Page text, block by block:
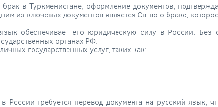
в Туркменистане, оформление документов,
из ключевых документов является Св-во о браке,
обеспечивает его юридическую силу в России. Без
органах РФ.
государственных услуг, таких как:
требуется перевод документа на русский язык,